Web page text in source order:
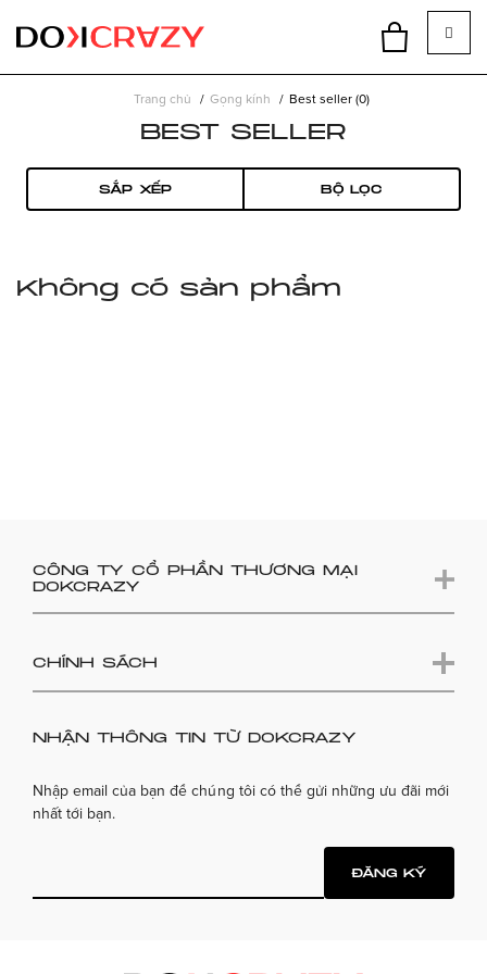
Trang chủ Gọng kính Best seller (0)
BEST SELLER
SẮP XẾP BỘ LỌC
Không có sản phẩm
CÔNG TY CỔ PHẦN THƯƠNG MẠI
DOKCRAZY
CHÍNH SÁCH
NHẬN THÔNG TIN TỪ DOKCRAZY
Nhập email của bạn để chúng tôi có thể gửi những ưu đãi mới
nhất tới bạn.
ĐĂNG KÝ